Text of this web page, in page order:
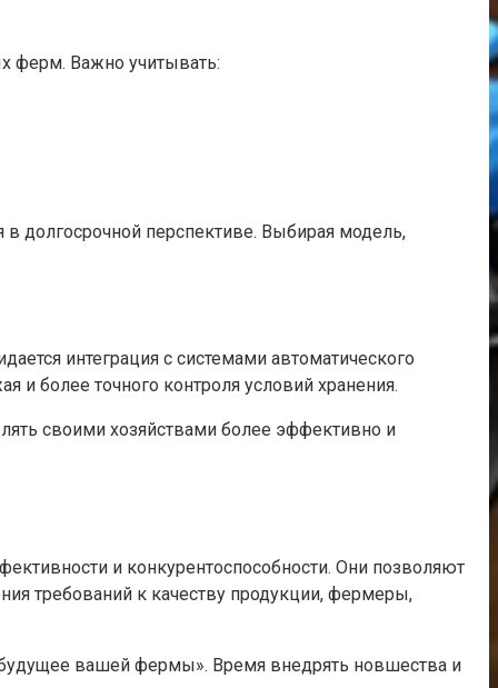
ферм. Важно учитывать:
долгосрочной перспективе. Выбирая модель,
интеграция с системами автоматического
и более точного контроля условий хранения.
своими хозяйствами более эффективно и
и конкурентоспособности. Они позволяют
требований к качеству продукции, фермеры,
вашей фермы». Время внедрять новшества и